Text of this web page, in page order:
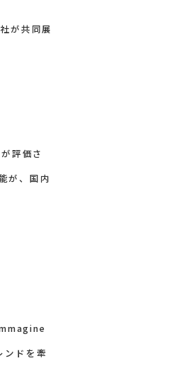
が共同展
評価さ
が、国内
ンドを牽